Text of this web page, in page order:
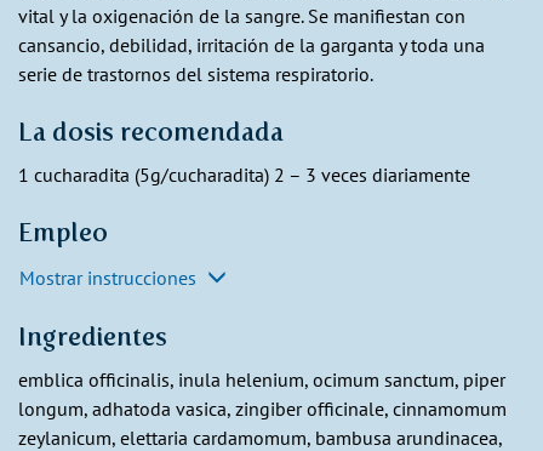
vital y la oxigenación de la sangre. Se manifiestan con
cansancio, debilidad, irritación de la garganta y toda una
serie de trastornos del sistema respiratorio.
La dosis recomendada
1 cucharadita (5g/cucharadita) 2 – 3 veces diariamente
Empleo
Mostrar instrucciones
Ingredientes
emblica officinalis, inula helenium, ocimum sanctum, piper
longum, adhatoda vasica, zingiber officinale, cinnamomum
zeylanicum, elettaria cardamomum, bambusa arundinacea,